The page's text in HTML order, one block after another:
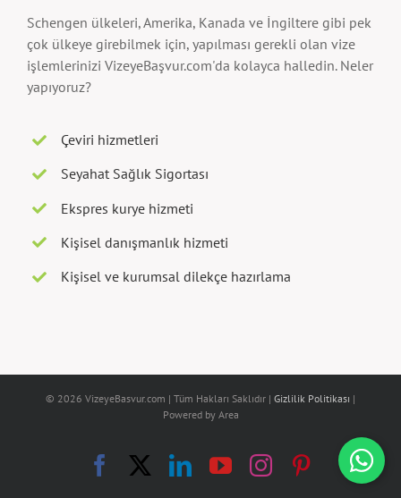
Schengen ülkeleri, Amerika, Kanada ve İngiltere gibi pek
çok ülkeye girebilmek için, yapılması gerekli olan vize
işlemlerinizi VizeyeBaşvur.com'da kolayca halledin. Neler
yapıyoruz?
Çeviri hizmetleri
Seyahat Sağlık Sigortası
Ekspres kurye hizmeti
Kişisel danışmanlık hizmeti
Kişisel ve kurumsal dilekçe hazırlama
© 2026 VizeyeBasvur.com | Tüm Hakları Saklıdır | Gizlilik Politikası |
Powered by Area
FacebookLinkedInYouTubeInstagram
Pinterest